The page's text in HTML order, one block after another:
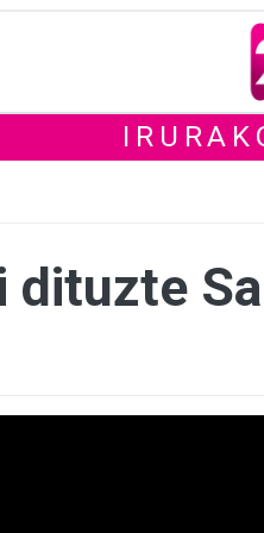
dituzte